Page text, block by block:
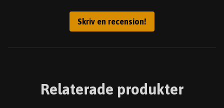
Skriv en recension!
Relaterade produkter